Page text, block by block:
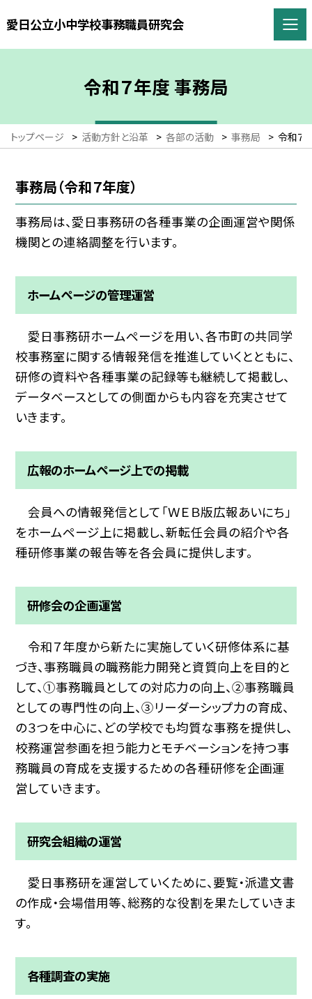
愛日公立小中学校事務職員研究会
令和７年度 事務局
トップページ > 活動方針と沿革 > 各部の活動 > 事務局 > 令和７
事務局（令和７年度）
事務局は、愛日事務研の各種事業の企画運営や関係
機関との連絡調整を行います。
ホームページの管理運営
愛日事務研ホームページを用い、各市町の共同学
校事務室に関する情報発信を推進していくとともに、
研修の資料や各種事業の記録等も継続して掲載し、
データベースとしての側面からも内容を充実させて
いきます。
広報のホームページ上での掲載
会員への情報発信として「ＷＥＢ版広報あいにち」
をホームページ上に掲載し、新転任会員の紹介や各
種研修事業の報告等を各会員に提供します。
研修会の企画運営
令和７年度から新たに実施していく研修体系に基
づき、事務職員の職務能力開発と資質向上を目的と
して、①事務職員としての対応力の向上、②事務職員
としての専門性の向上、③リーダーシップ力の育成、
の３つを中心に、どの学校でも均質な事務を提供し、
校務運営参画を担う能力とモチベーションを持つ事
務職員の育成を支援するための各種研修を企画運
営していきます。
研究会組織の運営
愛日事務研を運営していくために、要覧・派遣文書
の作成・会場借用等、総務的な役割を果たしていきま
す。
各種調査の実施